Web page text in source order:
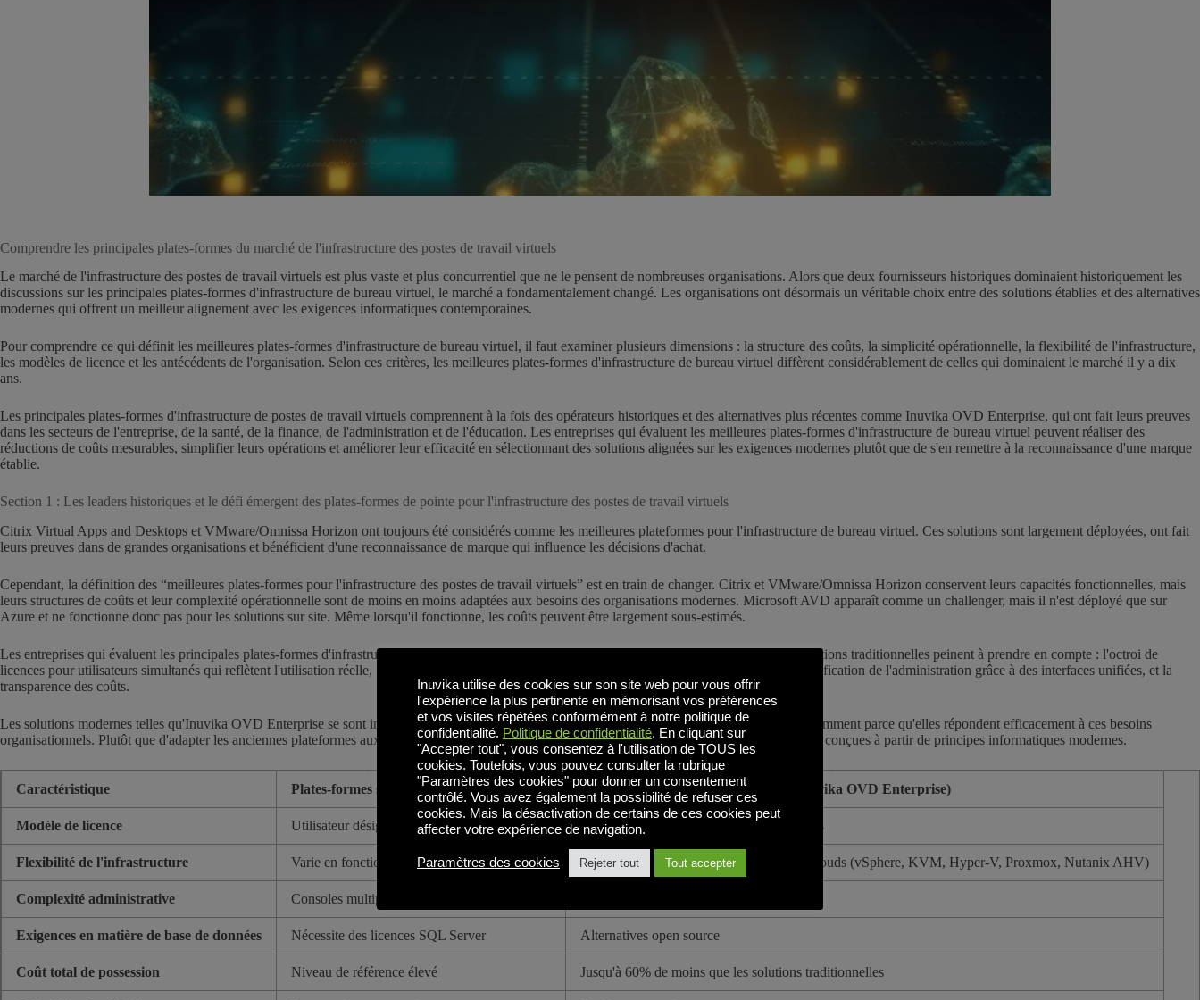
Comprendre les principales plates-formes du marché de l'infrastructure des postes de travail virtuels
Le marché de l'infrastructure des postes de travail virtuels est plus vaste et plus concurrentiel que ne le pensent de nombreuses organisations. Alors que deux fournisseurs historiques dominaient historiquement les
discussions sur les principales plates-formes d'infrastructure de bureau virtuel, le marché a fondamentalement changé. Les organisations ont désormais un véritable choix entre des solutions établies et des alternatives
modernes qui offrent un meilleur alignement avec les exigences informatiques contemporaines.
Pour comprendre ce qui définit les meilleures plates-formes d'infrastructure de bureau virtuel, il faut examiner plusieurs dimensions : la structure des coûts, la simplicité opérationnelle, la flexibilité de l'infrastructure,
les modèles de licence et les antécédents de l'organisation. Selon ces critères, les meilleures plates-formes d'infrastructure de bureau virtuel diffèrent considérablement de celles qui dominaient le marché il y a dix
ans.
Les principales plates-formes d'infrastructure de postes de travail virtuels comprennent à la fois des opérateurs historiques et des alternatives plus récentes comme Inuvika OVD Enterprise, qui ont fait leurs preuves
dans les secteurs de l'entreprise, de la santé, de la finance, de l'administration et de l'éducation. Les entreprises qui évaluent les meilleures plates-formes d'infrastructure de bureau virtuel peuvent réaliser des
réductions de coûts mesurables, simplifier leurs opérations et améliorer leur efficacité en sélectionnant des solutions alignées sur les exigences modernes plutôt que de s'en remettre à la reconnaissance d'une marque
établie.
Section 1 : Les leaders historiques et le défi émergent des plates-formes de pointe pour l'infrastructure des postes de travail virtuels
Citrix Virtual Apps and Desktops et VMware/Omnissa Horizon ont toujours été considérés comme les meilleures plateformes pour l'infrastructure de bureau virtuel. Ces solutions sont largement déployées, ont fait
leurs preuves dans de grandes organisations et bénéficient d'une reconnaissance de marque qui influence les décisions d'achat.
Cependant, la définition des “meilleures plates-formes pour l'infrastructure des postes de travail virtuels” est en train de changer. Citrix et VMware/Omnissa Horizon conservent leurs capacités fonctionnelles, mais
leurs structures de coûts et leur complexité opérationnelle sont de moins en moins adaptées aux besoins des organisations modernes. Microsoft AVD apparaît comme un challenger, mais il n'est déployé que sur
Azure et ne fonctionne donc pas pour les solutions sur site. Même lorsqu'il fonctionne, les coûts peuvent être largement sous-estimés.
Les entreprises qui évaluent les principales plates-formes d'infrastructure de postes de travail virtuels examinent désormais les facteurs que ces solutions traditionnelles peinent à prendre en compte : l'octroi de
licences pour utilisateurs simultanés qui reflètent l'utilisation réelle, la flexibilité des hyperviseurs qui évite le verrouillage des fournisseurs, la simplification de l'administration grâce à des interfaces unifiées, et la
transparence des coûts.
Les solutions modernes telles qu'Inuvika OVD Enterprise se sont imposées parmi les meilleures plateformes d'infrastructure de bureau virtuel, notamment parce qu'elles répondent efficacement à ces besoins
organisationnels. Plutôt que d'adapter les anciennes plateformes aux exigences contemporaines, les solutions comme Inuvika OVD Enterprise sont conçues à partir de principes informatiques modernes.
Caractéristique Plates-formes supérieures héritées du passé Plates-formes modernes pour VDI (Inuvika OVD Enterprise)
Modèle de licence Utilisateur désigné ou basé sur l'appareil Basé sur le nombre d'utilisateurs simultanés
Flexibilité de l'infrastructure Varie en fonction de la plateforme Fonctionne sur plusieurs hyperviseurs et clouds (vSphere, KVM, Hyper-V, Proxmox, Nutanix AHV)
Complexité administrative Consoles multiples
Exigences en matière de base de données Nécessite des licences SQL Server Alternatives open source
Coût total de possession Niveau de référence élevé Jusqu'à 60% de moins que les solutions traditionnelles
Inuvika utilise des cookies sur son site web pour vous offrir
l'expérience la plus pertinente en mémorisant vos préférences
et vos visites répétées conformément à notre politique de
confidentialité. Politique de confidentialité. En cliquant sur
"Accepter tout", vous consentez à l'utilisation de TOUS les
cookies. Toutefois, vous pouvez consulter la rubrique
"Paramètres des cookies" pour donner un consentement
contrôlé. Vous avez également la possibilité de refuser ces
cookies. Mais la désactivation de certains de ces cookies peut
affecter votre expérience de navigation.
Paramètres des cookies Rejeter tout Tout accepter